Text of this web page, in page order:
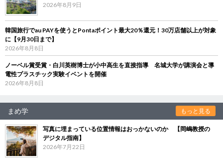
2026年8月9日
韓国旅行でau PAYを使うとPontaポイント最大20％還元！30万店舗以上が対象
に【9月30日まで】
2026年8月8日
ノーベル賞受賞・白川英樹博士が小中高生を直接指導 名城大学が講演会と導
電性プラスチック実験イベントを開催
2026年8月8日
まめ学 もっと見る
写真に埋まっている位置情報はおっかないのか 【岡嶋教授の
デジタル指南】
2026年7月22日